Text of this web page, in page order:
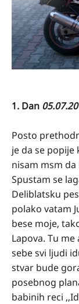
1. Dan
Posto
je da se
nisam msm
Spustam se
Deliblatsku
polako vatam
bese moje,
Lapova. Tu
sebe svi ljudi
stvar bude
posebnog
babinih reci